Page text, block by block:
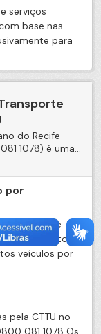
serviços
base nas
para
do Recife
1078) é uma...
por
de
de 15 minutos.
veículos por
pela CTTU no
081 1078 Os